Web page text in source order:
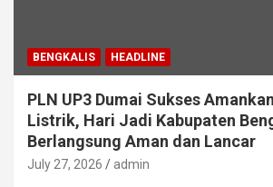
BENGKALIS HEADLINE
PLN UP3 Dumai Sukses
Listrik, Hari Jadi Kabupaten
Berlangsung Aman dan Lancar
July 27, 2026 admin